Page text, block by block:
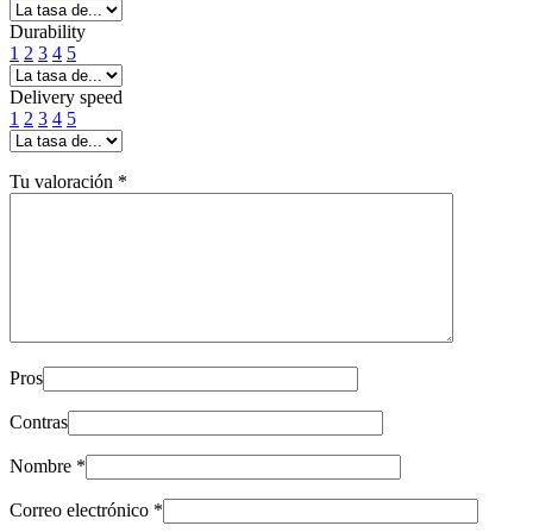
Durability
1 2 3 4 5
Delivery speed
1 2 3 4 5
Tu valoración *
Pros
Contras
Nombre *
Correo electrónico *